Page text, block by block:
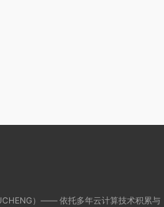
）—— 依托多年云计算技术积累与